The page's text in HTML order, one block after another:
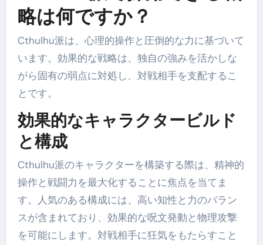
略は何ですか？
Cthulhu派は、心理的操作と圧倒的な力に基づいて
います。効果的な戦略は、独自の強みを活かしな
がら固有の弱点に対処し、対戦相手を支配するこ
とです。
効果的なキャラクタービルド
と構成
Cthulhu派のキャラクターを構築する際は、精神的
操作と戦闘力を最大化することに焦点を当てま
す。人気のある構成には、高い知性と力のバラン
スが含まれており、効果的な呪文発動と物理攻撃
を可能にします。対戦相手に狂気をもたらすこと